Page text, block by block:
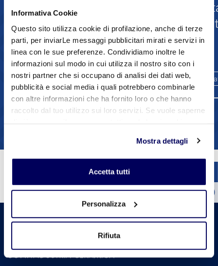
Informativa Cookie
Questo sito utilizza cookie di profilazione, anche di terze
parti, per inviarLe messaggi pubblicitari mirati e servizi in
linea con le sue preferenze. Condividiamo inoltre le
informazioni sul modo in cui utilizza il nostro sito con i
nostri partner che si occupano di analisi dei dati web,
pubblicità e social media i quali potrebbero combinarle
con altre informazioni che ha fornito loro o che hanno
raccolto dal tuo utilizzo sui loro servizi. Se vuole saperne
sul tasto "Accetta tutti". Se non vuole i cookie di
profilazione può negare il consenso sul tasto "Rifiuta".
Mostra dettagli
Accetta tutti
Personalizza
Rifiuta
associative
Comunicazione
Ambiente e sostenibilità Promozione
1 2 3 4